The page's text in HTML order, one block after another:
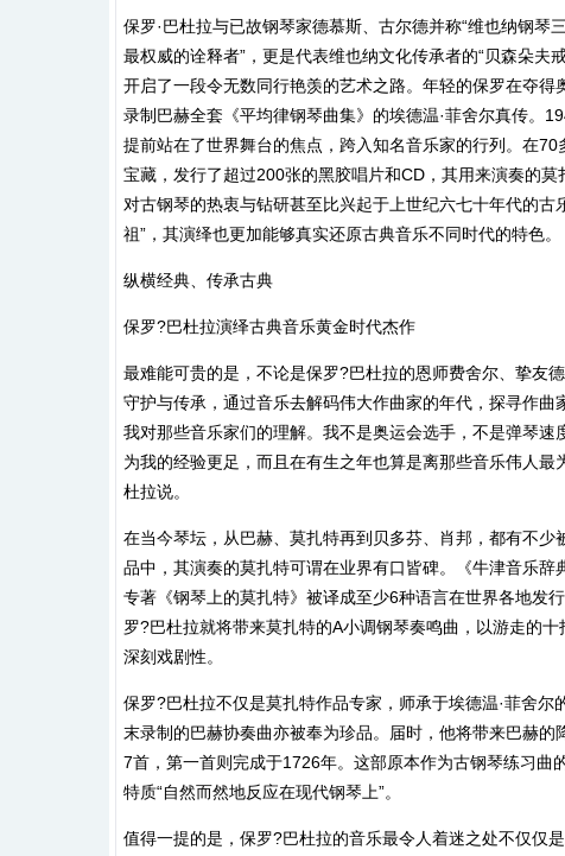
保罗·巴杜拉与已故钢琴家德慕斯、古尔德并称“维也纳钢琴
最权威的诠释者”，更是代表维也纳文化传承者的“贝森朵
开启了一段令无数同行艳羡的艺术之路。年轻的保罗在夺
录制巴赫全套《平均律钢琴曲集》的埃德温·菲舍尔真传。
提前站在了世界舞台的焦点，跨入知名音乐家的行列。在
宝藏，发行了超过200张的黑胶唱片和CD，其用来演奏的
对古钢琴的热衷与钻研甚至比兴起于上世纪六七十年代的
祖”，其演绎也更加能够真实还原古典音乐不同时代的特色。
纵横经典、传承古典
保罗?巴杜拉演绎古典音乐黄金时代杰作
最难能可贵的是，不论是保罗?巴杜拉的恩师费舍尔、挚友
守护与传承，通过音乐去解码伟大作曲家的年代，探寻作
我对那些音乐家们的理解。我不是奥运会选手，不是弹琴
为我的经验更足，而且在有生之年也算是离那些音乐伟人
杜拉说。
在当今琴坛，从巴赫、莫扎特再到贝多芬、肖邦，都有不少
品中，其演奏的莫扎特可谓在业界有口皆碑。《牛津音乐
专著《钢琴上的莫扎特》被译成至少6种语言在世界各地发
罗?巴杜拉就将带来莫扎特的A小调钢琴奏鸣曲，以游走的
深刻戏剧性。
保罗?巴杜拉不仅是莫扎特作品专家，师承于埃德温·菲舍
末录制的巴赫协奏曲亦被奉为珍品。届时，他将带来巴赫
7首，第一首则完成于1726年。这部原本作为古钢琴练习
特质“自然而然地反应在现代钢琴上”。
值得一提的是，保罗?巴杜拉的音乐最令人着迷之处不仅仅